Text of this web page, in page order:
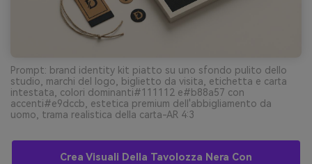
Prompt: brand identity kit piatto su uno sfondo pulito dello
studio, marchi del logo, biglietto da visita, etichetta e carta
intestata, colori dominanti#111112 e#b88a57 con
accenti#e9dccb, estetica premium dell'abbigliamento da
uomo, trama realistica della carta-AR 4:3
Crea Visuali Della Tavolozza Nera Con